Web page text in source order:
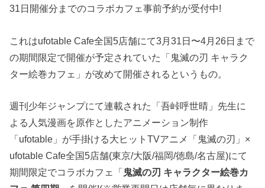
31日開催分までのコラボカフェ事前予約が受付中!
これはufotable Cafe全国5店舗にて3月31日〜4月26日まで
の期間限定で開催が予定されていた「鬼滅の刃 キャラク
ター絵巻カフェ」が改めて開催されるというもの。
週刊少年ジャンプにて連載された「吾峠呼世晴」先生に
よる人気漫画を原作としたアニメーション制作
「ufotable」が手掛ける大ヒットTVアニメ「鬼滅の刃」×
ufotable Cafe全国5店舗(東京/大阪/福岡/徳島/名古屋)にて
期間限定でコラボカフェ「鬼滅の刃 キャラクター絵巻カ